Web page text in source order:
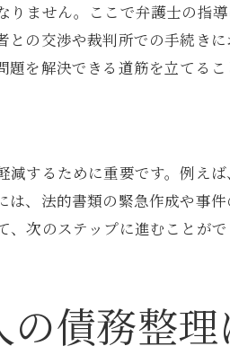
続きの選択基準と判断材料
士が助言する選択のポイント
続きの適用事例とその効果
から解決までの流れ
士のサポートを受ける意義
ップ毎の具体的な手続き内容
士との協力による効率的な解決
ません。ここで弁護士の指
の交渉や裁判所での手続き
を解決できる道筋を立てるこ
するために重要です。例え
、法的書類の緊急作成や事
次のステップに進むことがで
債務整